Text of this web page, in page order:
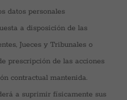
datos personales
a disposición de las
Jueces y Tribunales o
prescripción de las acciones
contractual mantenida.
a suprimir físicamente sus